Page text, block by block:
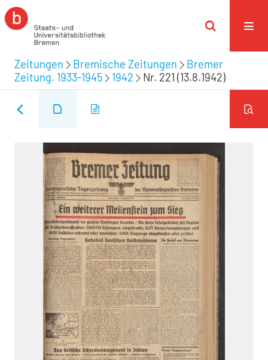
Zeitungen Bremische Zeitungen
Bremer
Zeitung. 1933-1945
1942 Nr. 221 (13.8.1942)